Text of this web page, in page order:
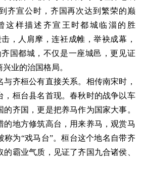
齐宣公时，齐国再次达到繁荣的巅
这样描述齐宣王时都城临淄的胜
，人肩摩，连衽成帷，举袂成幕，
国都城，不仅是一座城邑，更见证
业的治国格局。
齐桓公有直接关系。相传南宋时，
，桓台县名首现。春秋时的战争以车
齐国，更是把养马作为国家大事。
的地方修筑高台，用来养马，观赏马
称为“戏马台”。桓台这个地名自带齐
霸业气质，见证了齐国九合诸侯、